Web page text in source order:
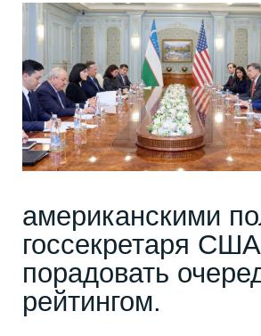
американскими
госсекретаря
порадовать
рейтингом.